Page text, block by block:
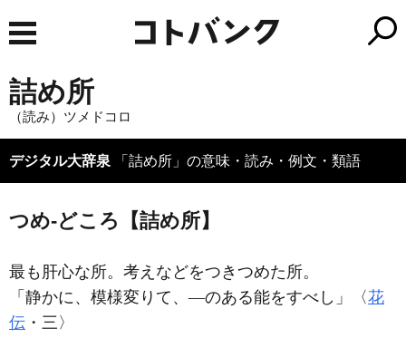
詰め所
（読み）ツメドコロ
デジタル大辞泉 「詰め所」の意味・読み・例文・類語
つめ‐どころ【詰め所】
最も肝心な所。考えなどをつきつめた所。
「静かに、模様変りて、―のある能をすべし」〈花
伝 ・三〉